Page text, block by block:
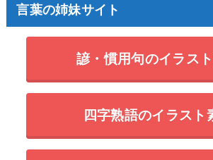
言葉の姉妹サイト
諺・慣用句のイラス
四字熟語のイラスト